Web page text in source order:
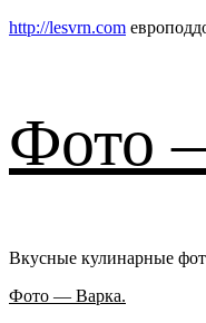
http://lesvrn.com
Фото
Вкусные кулинарные
Основное
Фото — Варка.